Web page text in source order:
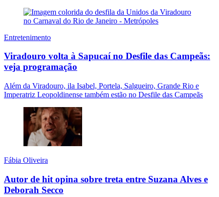
Entretenimento
Viradouro volta à Sapucaí no Desfile das Campeãs:
veja programação
Além da Viradouro, ila Isabel, Portela, Salgueiro, Grande Rio e
Imperatriz Leopoldinense também estão no Desfile das Campeãs
Fábia Oliveira
Autor de hit opina sobre treta entre Suzana Alves e
Deborah Secco